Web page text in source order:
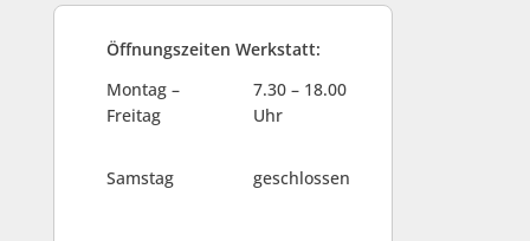
Öffnungszeiten Werkstatt:
Montag –
Freitag
7.30 – 18.00
Uhr
Samstag geschlossen